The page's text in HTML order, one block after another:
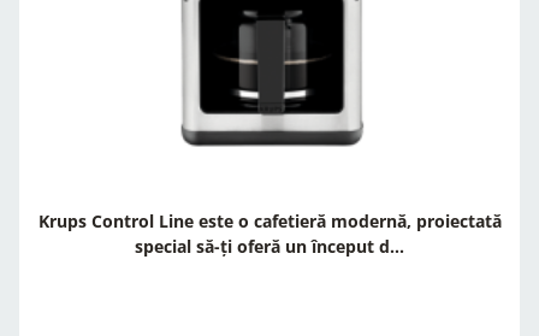
Krups Control Line este o cafetieră modernă, proiectată
special să-ți oferă un început d...